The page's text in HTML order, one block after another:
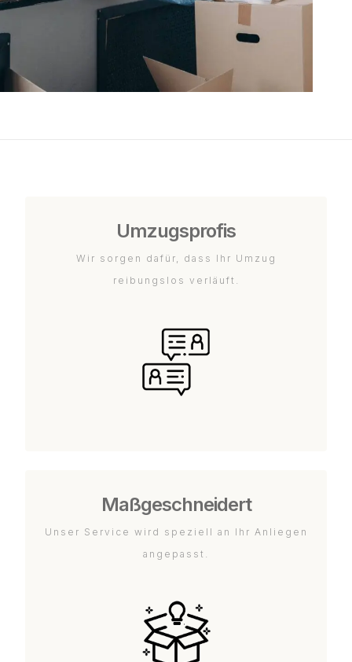
Umzugsprofis
Wir sorgen dafür, dass Ihr Umzug
reibungslos verläuft.
Maßgeschneidert
Unser Service wird speziell an Ihr Anliegen
angepasst.